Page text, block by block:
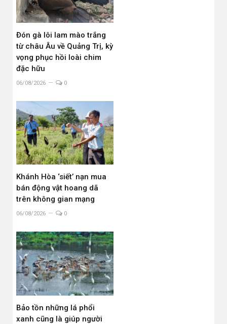
Đón gà lôi lam mào trắng
từ châu Âu về Quảng Trị, kỳ
vọng phục hồi loài chim
đặc hữu
06/08/2026 0
Khánh Hòa ‘siết’ nạn mua
bán động vật hoang dã
trên không gian mạng
06/08/2026 0
Bảo tồn những lá phổi
xanh cũng là giúp người